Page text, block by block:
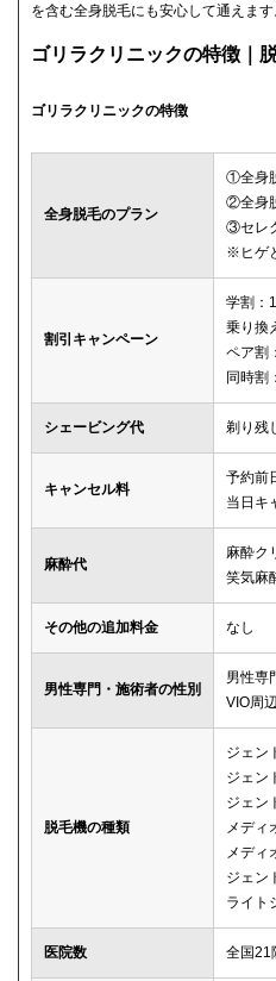
を含む全身脱毛にも安心して通えます
ゴリラクリニックの特徴｜
ゴリラクリニックの特徴
全身脱毛のプラン
①全身
②全身
③セレ
※ヒゲ
割引キャンペーン
学割：
乗り換
ペア割
同時割
シェービング代 剃り残
キャンセル料
予約前
当日キ
麻酔代
麻酔ク
笑気麻
その他の追加料金 なし
男性専門・施術者の性別
男性専
VIO周
脱毛機の種類
ジェン
ジェン
ジェン
メディ
メディ
ジェン
ライト
医院数 全国21